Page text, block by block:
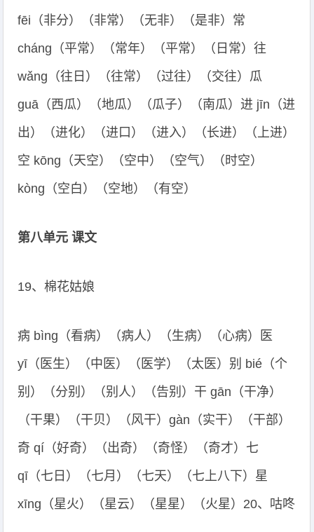
fēi（非分）（非常）（无非）（是非）常
cháng（平常）（常年）（平常）（日常）往
wǎng（往日）（往常）（过往）（交往）瓜
guā（西瓜）（地瓜）（瓜子）（南瓜）进 jīn（进
出）（进化）（进口）（进入）（长进）（上进）
空 kōng（天空）（空中）（空气）（时空）
kòng（空白）（空地）（有空）
第八单元 课文
19、棉花姑娘
病 bìng（看病）（病人）（生病）（心病）医
yī（医生）（中医）（医学）（太医）别 bié（个
别）（分别）（别人）（告别）干 gān（干净）
（干果）（干贝）（风干）gàn（实干）（干部）
奇 qí（好奇）（出奇）（奇怪）（奇才）七
qī（七日）（七月）（七天）（七上八下）星
xīng（星火）（星云）（星星）（火星）20、咕咚